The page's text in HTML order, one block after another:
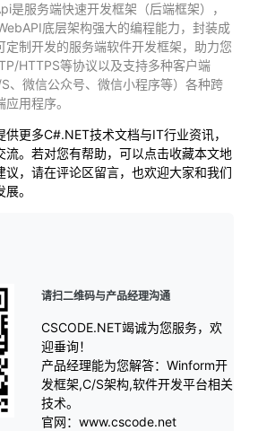
是服务端快速开发框架（后端框架），
底层架构强大的编程能力，封装成
定制开发的服务端软件开发框架，助力您
HTTPS等协议以及支持多种客户端
S、微信公众号、微信小程序等）各种跨
用程序。
更多C#.NET技术文档与IT行业资讯，
流。若对您有帮助，可以点击收藏本文地
议，请在评论区留言，也欢迎大家和我们
。
请扫二维码与产品经理沟通
CSCODE.NET竭诚为您服务，欢
迎垂询！
产品经理能为您解答：Winform开
发框架,C/S架构,软件开发平台相关
技术。
官网：www.cscode.net